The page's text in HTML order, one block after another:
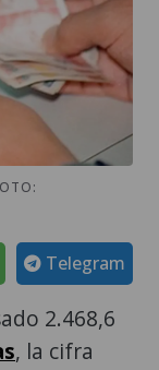
Telegram
2.468,6
, la cifra